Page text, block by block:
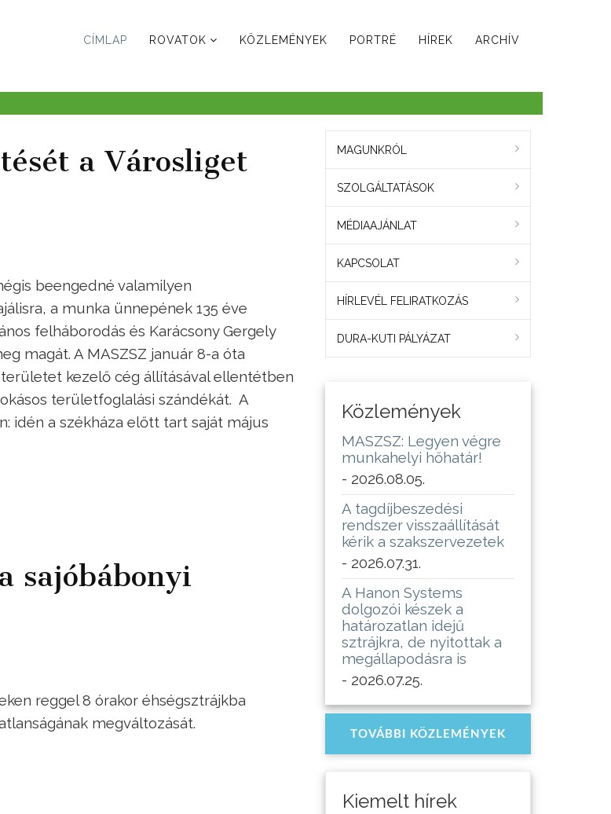
CÍMLAP ROVATOK KÖZLEMÉNYEK PORTRÉ HÍREK ARCHÍV
a Városliget
beengedné valamilyen
a munka ünnepének 135 éve
felháborodás és Karácsony Gergely
magát. A MASZSZ január 8-a óta
kezelő cég állításával ellentétben
területfoglalási szándékát. A
idén a székháza előtt tart saját május
sajóbábonyi
reggel 8 órakor éhségsztrájkba
megváltozását.
MAGUNKRÓL
SZOLGÁLTATÁSOK
MÉDIAAJÁNLAT
KAPCSOLAT
HÍRLEVÉL FELIRATKOZÁS
DURA-KUTI PÁLYÁZAT
Közlemények
MASZSZ: Legyen végre
munkahelyi hőhatár!
- 2026.08.05.
A tagdíjbeszedési
rendszer visszaállítását
kérik a szakszervezetek
- 2026.07.31.
A Hanon Systems
dolgozói készek a
határozatlan idejű
sztrájkra, de nyitottak a
megállapodásra is
- 2026.07.25.
TOVÁBBI KÖZLEMÉNYEK
Kiemelt hírek